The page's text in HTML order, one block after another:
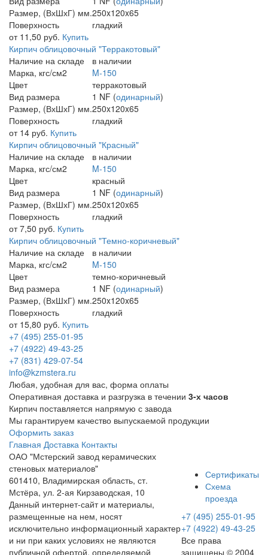
Размер, (ВхШхГ) мм.250x120x65
Поверхность
гладкий
от 11,50 руб. Купить
Кирпич облицовочный "Терракотовый"
Наличие на складе
в наличии
Марка, кгс/см2
M-150
Цвет
терракотовый
Вид размера
1 NF (одинарный)
Размер, (ВхШхГ) мм.250x120x65
Поверхность
гладкий
от 14 руб. Купить
Кирпич облицовочный "Красный"
Наличие на складе
в наличии
Марка, кгс/см2
M-150
Цвет
красный
Вид размера
1 NF (одинарный)
Размер, (ВхШхГ) мм.250x120x65
Поверхность
гладкий
от 7,50 руб. Купить
Кирпич облицовочный "Темно-коричневый"
Наличие на складе
в наличии
Марка, кгс/см2
M-150
Цвет
темно-коричневый
Вид размера
1 NF (одинарный)
Размер, (ВхШхГ) мм.250x120x65
Поверхность
гладкий
от 15,80 руб. Купить
+7 (495) 255-01-95
+7 (4922) 49-43-25
+7 (831) 429-07-54
info@kzmstera.ru
Любая, удобная для вас, форма оплаты
Оперативная доставка и разгрузка в течении 3-х часов
Кирпич поставляется напрямую с завода
Мы гарантируем качество выпускаемой продукции
Оформить заказ
Главная Доставка Контакты
ОАО "Мстерский завод керамических
стеновых материалов"
601410, Владимирская область, ст.
Мстёра, ул. 2-ая Кирзаводская, 10
Данный интернет-сайт и материалы,
размещенные на нем, носят
исключительно информационный характер
и ни при каких условиях не являются
публичной офертой, определяемой
Сертификаты
Схема
проезда
+7 (495) 255-01-95
+7 (4922) 49-43-25
Все права
защищены © 2004